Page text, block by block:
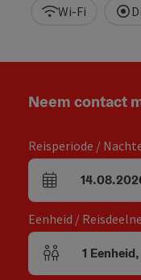
Wi-Fi
Neem contact
Reisperiode /
Velden voor
Eenheid /
Aantal eenheden
1 Eenheid,